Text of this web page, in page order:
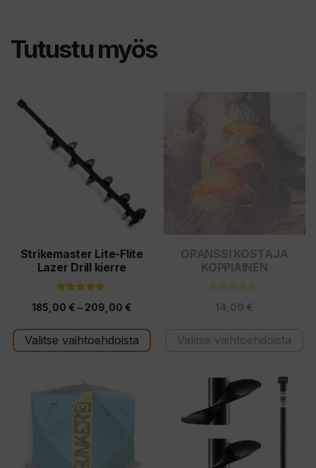
Tutustu myös
Strikemaster Lite-Flite
Lazer Drill kierre
5:stä
185,00 € – 209,00 €Hintaluokka:
-
Valitse vaihtoehdoista
Tällä
tuotteella
tuotteen
sivulla.
ORANSSI KOSTAJA
KOPPIAINEN
5:stä
14,00 €
Valitse vaihtoehdoista
valinnat
tuotteen
useampi
muunnelma.